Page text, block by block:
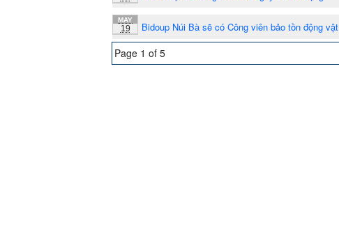
MAY
19 Bidoup Núi Bà sẽ có Công viên bảo tồn động vật
Page 1 of 5